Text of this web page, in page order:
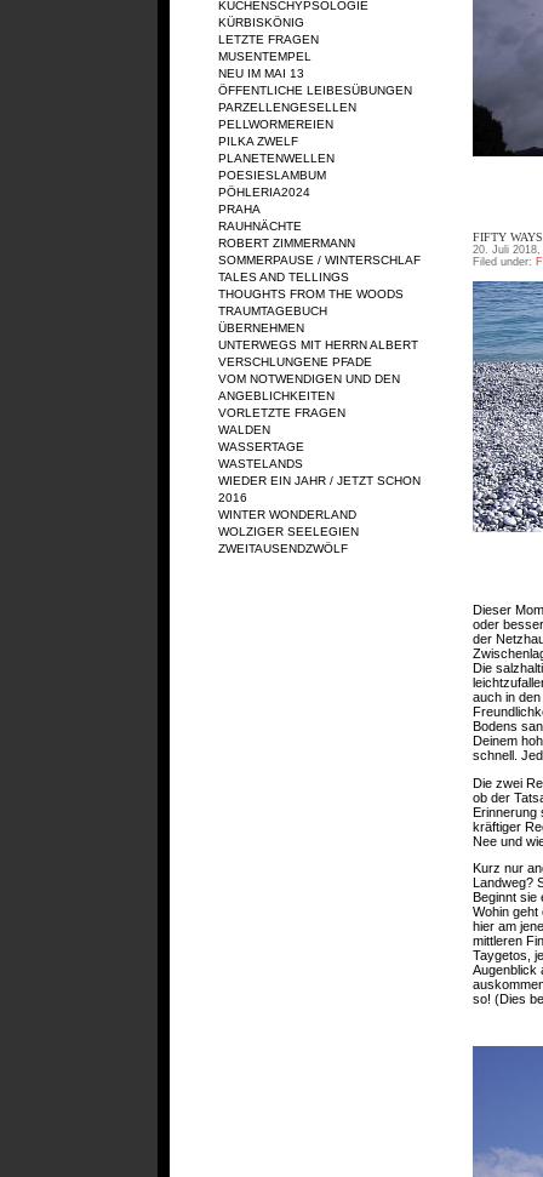
KÜCHENSCHYPSOLOGIE
KÜRBISKÖNIG
LETZTE FRAGEN
MUSENTEMPEL
NEU IM MAI 13
ÖFFENTLICHE LEIBESÜBUNGEN
PARZELLENGESELLEN
PELLWORMEREIEN
PILKA ZWELF
PLANETENWELLEN
POESIESLAMBUM
PÖHLERIA2024
PRAHA
RAUHNÄCHTE
ROBERT ZIMMERMANN
SOMMERPAUSE / WINTERSCHLAF
TALES AND TELLINGS
THOUGHTS FROM THE WOODS
TRAUMTAGEBUCH
ÜBERNEHMEN
UNTERWEGS MIT HERRN ALBERT
VERSCHLUNGENE PFADE
VOM NOTWENDIGEN UND DEN
ANGEBLICHKEITEN
VORLETZTE FRAGEN
WALDEN
WASSERTAGE
WASTELANDS
WIEDER EIN JAHR / JETZT SCHON
2016
WINTER WONDERLAND
WOLZIGER SEELEGIEN
ZWEITAUSENDZWÖLF
FIFTY
20. Juli 2018,
Filed under:
Dieser
oder
der
Die
auch in
Bodens
Deinem
schnell.
Die zwei
ob der
Erinnerung
kräftiger
Nee und
Kurz nur
Landweg?
Beginnt sie
Wohin
hier am
mittleren
Taygetos,
Augenblick
so! (Dies